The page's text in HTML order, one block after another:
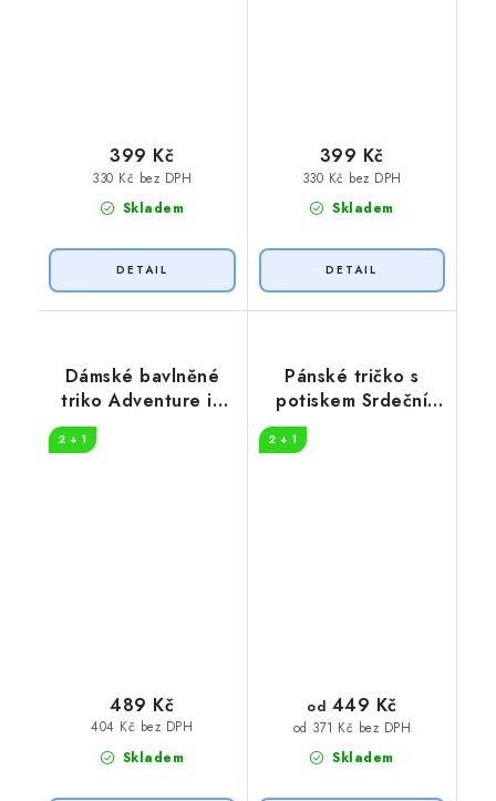
Skladem
330 Kč bez DPH
399 Kč
Skladem
330 Kč bez DPH
399 Kč
Dámské bavlněné
triko Adventure in
2 + 1
Skladem
404 Kč bez DPH
489 Kč
Pánské tričko s
potiskem Srdeční
tep horolezec
2 + 1
Skladem
od 371 Kč bez DPH
od 449 Kč